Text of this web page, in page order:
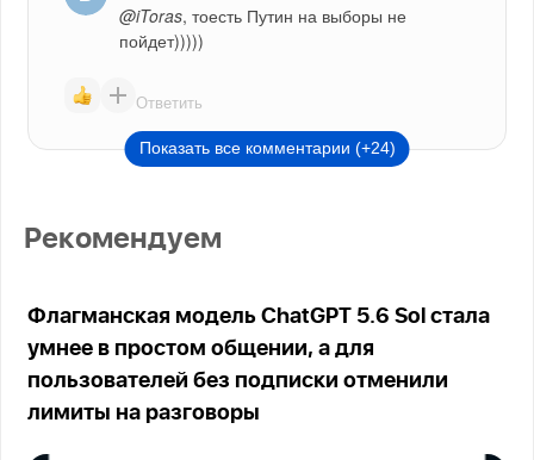
@iToras, тоесть Путин на выборы не
пойдет)))))
Ответить
Показать все комментарии (+24)
Рекомендуем
Флагманская модель ChatGPT 5.6 Sol стала
умнее в простом общении, а для
пользователей без подписки отменили
лимиты на разговоры